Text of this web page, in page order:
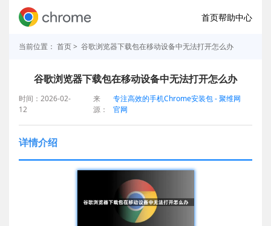
首页帮助中心
当前位置： 首页> 谷歌浏览器下载包在移动设备中无法打开怎么办
谷歌浏览器下载包在移动设备中无法打开怎么办
时间：2026-02-
12
来
源：
专注高效的手机Chrome安装包 - 聚维网
官网
详情介绍